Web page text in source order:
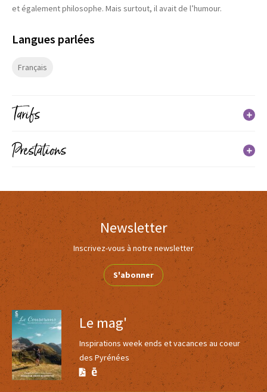
et également philosophe. Mais surtout, il avait de l’humour.
Langues parlées
Français
Tarifs
2€
Prestations
Newsletter
Inscrivez-vous à notre newsletter
S'abonner
Le mag'
Inspirations week ends et vacances au coeur
des Pyrénées
Version
PDF
Version
Calaméo